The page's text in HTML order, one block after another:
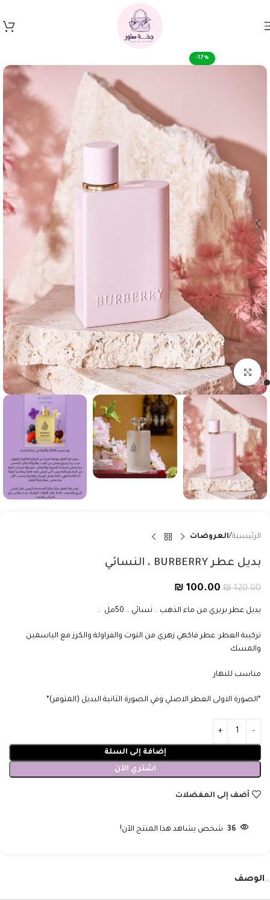
Skip to main content
-17%
Click to enlarge
الرئيسية العروضات
بديل عطر BURBERRY ، النسائي
₪120.00
₪ 100.00
بديل عطر بربري من ماء الذهب .. نسائي .. 50مل ..
تركيبة العطر: عطر فاكهي زهري من التوت والفراولة والكرز مع الياسمين
والمسك
مناسب للنهار
*الصورة الاولى العطر الاصلي وفي الصورة الثانية البديل (المتوفر)*
إضافة إلى السلة
اشتري الآن
أضف إلى المفضلات
36 شخص يشاهد هذا المنتج الآن!
الوصف